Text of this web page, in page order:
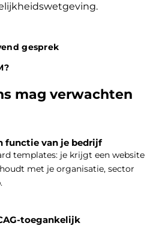
gesprek
mag verwachten
functie van je bedrijf
templates: je krijgt een website
met je organisatie, sector
toegankelijk